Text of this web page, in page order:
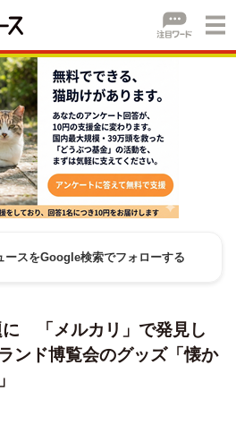
ースをGoogle検索でフォローする
に 「メルカリ」で発見し
ンド博覧会のグッズ「懐か